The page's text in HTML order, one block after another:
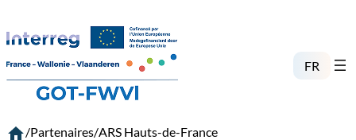
au
contenu
FR
/Partenaires/ARS Hauts-de-France